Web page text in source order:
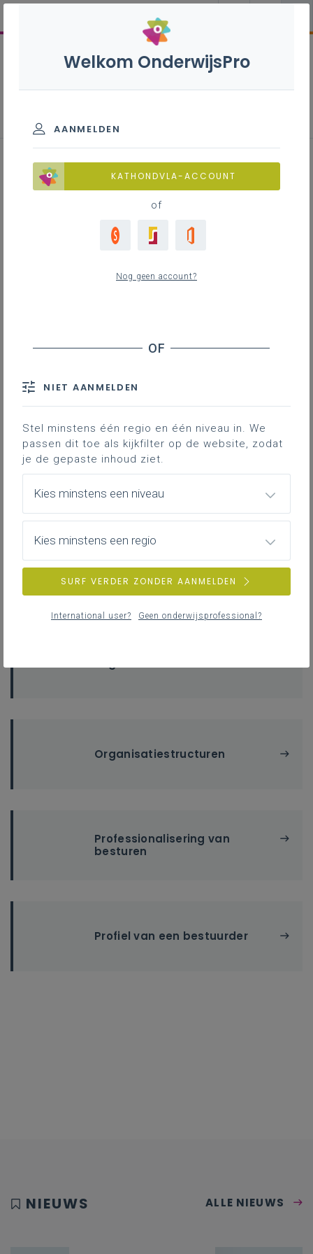
Bouwstenen kwaliteitsvol
Gids voor besturen
Instrumenten en
ondersteuning
Missie, visie en kernwaarden
Organisatiestructuren
Professionalisering van
besturen
Profiel van een bestuurder
NIEUWS ALLE NIEUWS
Welkom OnderwijsPro
AANMELDEN
KATHONDVLA-ACCOUNT
of
Nog geen account?
NIET AANMELDEN
Stel minstens één regio en één niveau in. We
passen dit toe als kijkfilter op de website, zodat
je de gepaste inhoud ziet.
Kies minstens een niveau
Kies minstens een regio
SURF VERDER ZONDER AANMELDEN
International user? Geen onderwijsprofessional?